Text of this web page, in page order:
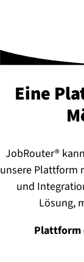
Eine
JobRouter®
unsere Plattform
und
Lösung,
Plattform